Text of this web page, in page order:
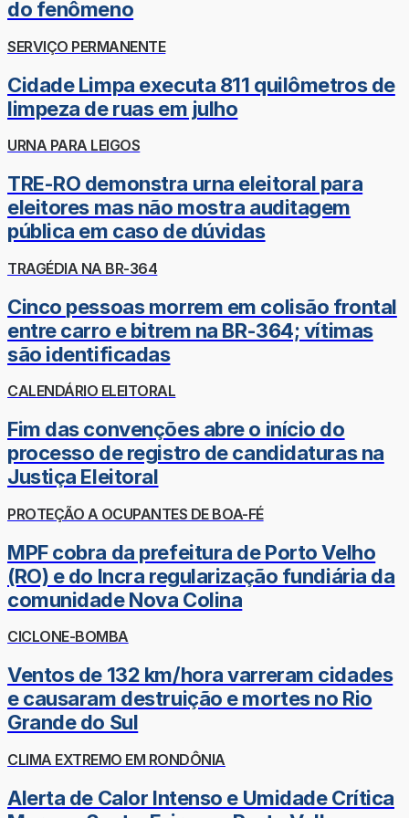
do fenômeno
SERVIÇO PERMANENTE
Cidade Limpa executa 811 quilômetros de
limpeza de ruas em julho
URNA PARA LEIGOS
TRE-RO demonstra urna eleitoral para
eleitores mas não mostra auditagem
pública em caso de dúvidas
TRAGÉDIA NA BR-364
Cinco pessoas morrem em colisão frontal
entre carro e bitrem na BR-364; vítimas
são identificadas
CALENDÁRIO ELEITORAL
Fim das convenções abre o início do
processo de registro de candidaturas na
Justiça Eleitoral
PROTEÇÃO A OCUPANTES DE BOA-FÉ
MPF cobra da prefeitura de Porto Velho
(RO) e do Incra regularização fundiária da
comunidade Nova Colina
CICLONE-BOMBA
Ventos de 132 km/hora varreram cidades
e causaram destruição e mortes no Rio
Grande do Sul
CLIMA EXTREMO EM RONDÔNIA
Alerta de Calor Intenso e Umidade Crítica